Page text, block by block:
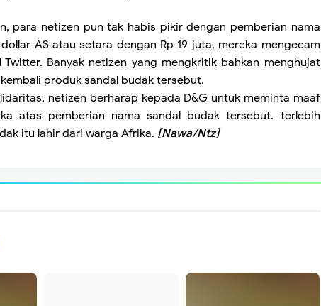
para netizen pun tak habis pikir dengan pemberian nama
AS atau setara dengan Rp 19 juta, mereka mengecam
Banyak netizen yang mengkritik bahkan menghujat
produk sandal budak tersebut.
netizen berharap kepada D&G untuk meminta maaf
atas pemberian nama sandal budak tersebut. terlebih
itu lahir dari warga Afrika. [Nawa/Ntz]